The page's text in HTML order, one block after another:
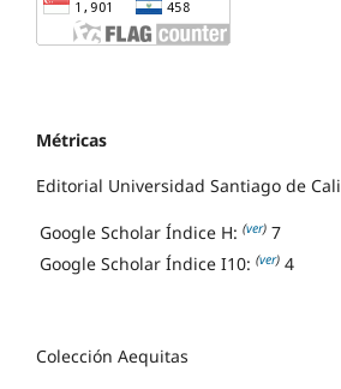
Métricas
Editorial Universidad Santiago de Cali
Google Scholar Índice H: (ver) 7
Google Scholar Índice I10: (ver) 4
Colección Aequitas